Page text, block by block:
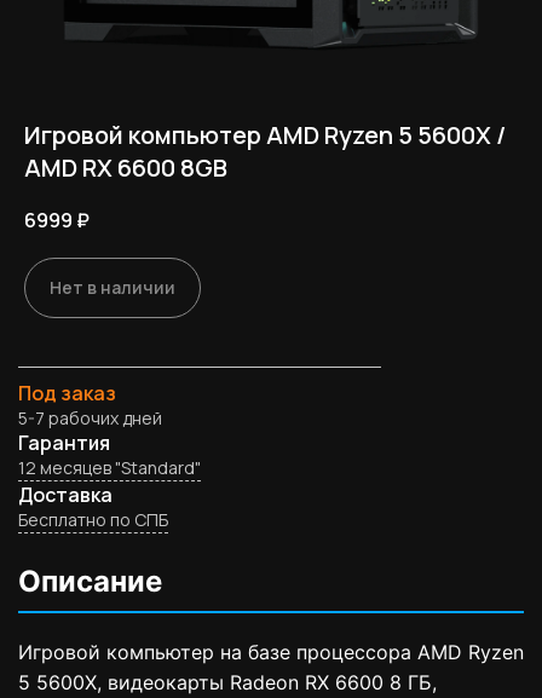
Игровой компьютер AMD Ryzen 5 5600X /
AMD RX 6600 8GB
6999 ₽
Нет в наличии
Под заказ
5-7 рабочих дней
Гарантия
12 месяцев "Standard"
Доставка
Бесплатно по СПБ
Описание
Игровой компьютер на базе процессора AMD Ryzen
5 5600X, видеокарты Radeon RX 6600 8 ГБ,